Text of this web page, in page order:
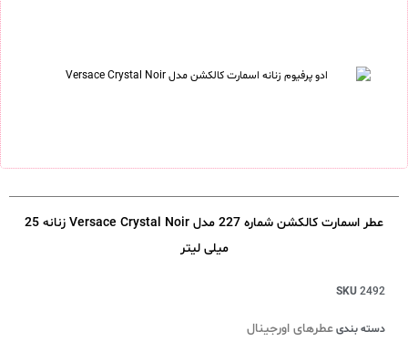
عطر اسمارت کالکشن شماره 227 مدل Versace Crystal Noir زنانه 25
میلی لیتر
SKU2492
دسته بندیعطرهای اورجینال